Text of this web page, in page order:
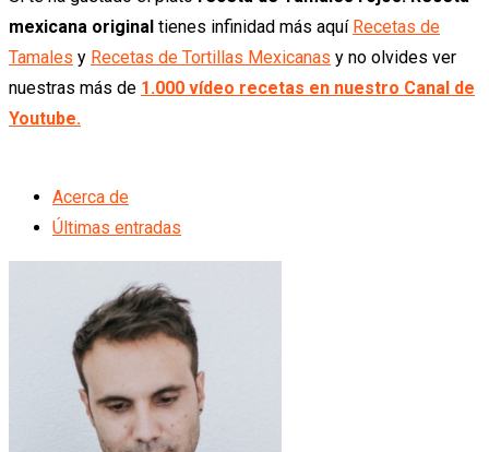
mexicana original tienes infinidad más aquí Recetas de
Tamales y Recetas de Tortillas Mexicanas y no olvides ver
nuestras más de 1.000 vídeo recetas en nuestro Canal de
Youtube.
Acerca de
Últimas entradas